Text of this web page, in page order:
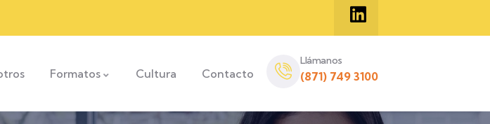
Formatos Cultura Contacto
Llámanos
(871) 749 3100